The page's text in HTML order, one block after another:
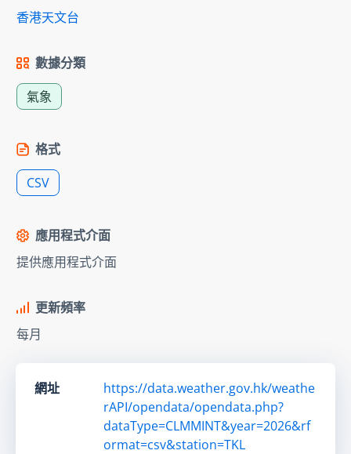
香港天文台
數據分類
氣象
格式
CSV
應用程式介面
提供應用程式介面
更新頻率
每月
網址
https://data.weather.gov.hk/weathe
rAPI/opendata/opendata.php?
dataType=CLMMINT&year=2026&rf
ormat=csv&station=TKL